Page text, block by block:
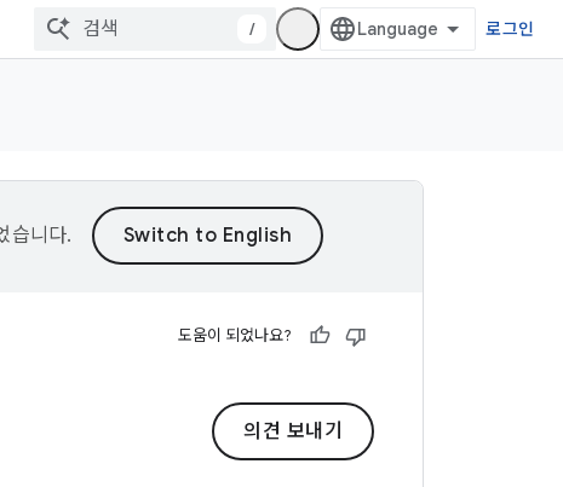
/ 로그인
습니다.
도움이 되었나요?
의견 보내기